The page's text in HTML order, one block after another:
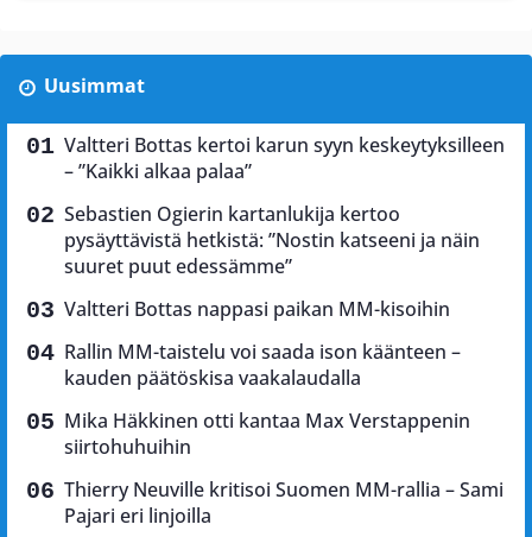
Uusimmat
Valtteri Bottas kertoi karun syyn keskeytyksilleen
– ”Kaikki alkaa palaa”
Sebastien Ogierin kartanlukija kertoo
pysäyttävistä hetkistä: ”Nostin katseeni ja näin
suuret puut edessämme”
Valtteri Bottas nappasi paikan MM-kisoihin
Rallin MM-taistelu voi saada ison käänteen –
kauden päätöskisa vaakalaudalla
Mika Häkkinen otti kantaa Max Verstappenin
siirtohuhuihin
Thierry Neuville kritisoi Suomen MM-rallia – Sami
Pajari eri linjoilla